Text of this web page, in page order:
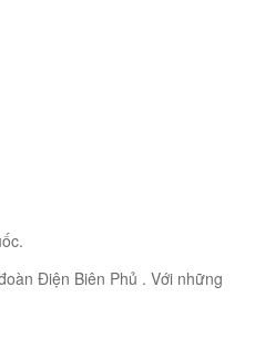
Điện Biên Phủ . Với những